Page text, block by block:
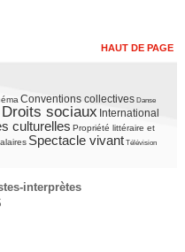
HAUT DE PAGE
Conventions collectives Danse
Droits sociaux International
culturelles Propriété littéraire et
Spectacle vivant Télévision
interprètes